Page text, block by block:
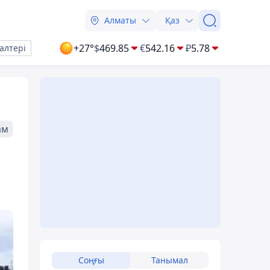
Алматы Қаз
+27°$469.85 €542.16 ₽5.78
Соңғы Танымал